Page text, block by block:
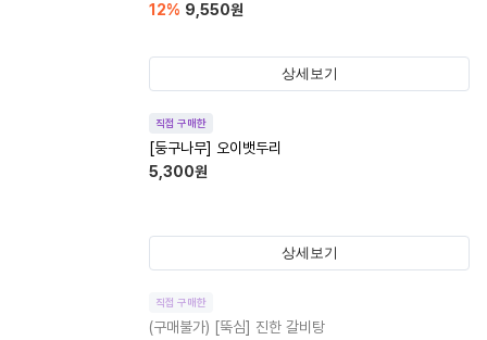
12% 9,550원
상세보기
직접 구매한
[둥구나무] 오이뱃두리
5,300원
상세보기
직접 구매한
(구매불가) [뚝심] 진한 갈비탕